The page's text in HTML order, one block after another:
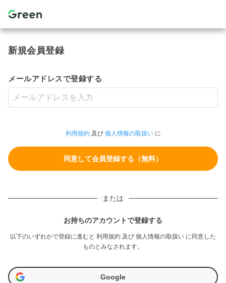
新規会員登録
メールアドレスで登録する
利用規約及び 個人情報の取扱いに
または
お持ちのアカウントで登録する
以下のいずれかで登録に進むと 利用規約 及び 個人情報の取扱い に同意した
ものとみなされます。
Google